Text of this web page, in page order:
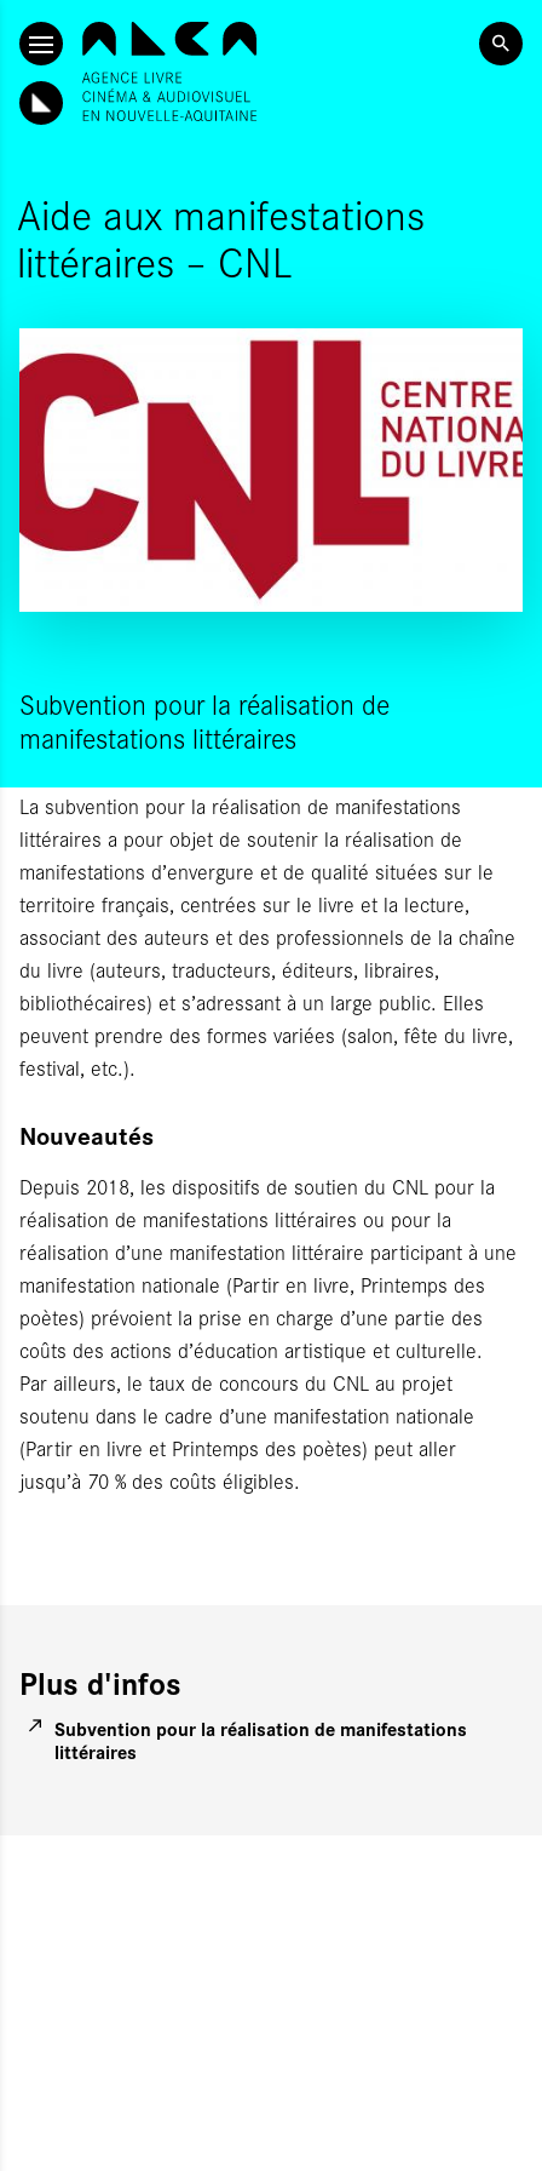
ALLER AU CONTENU PRINCIPAL
Aide aux manifestations
littéraires – CNL
Subvention pour la réalisation de
manifestations littéraires
La subvention pour la réalisation de manifestations
littéraires a pour objet de soutenir la réalisation de
manifestations d’envergure et de qualité situées sur le
territoire français, centrées sur le livre et la lecture,
associant des auteurs et des professionnels de la chaîne
du livre (auteurs, traducteurs, éditeurs, libraires,
bibliothécaires) et s’adressant à un large public. Elles
peuvent prendre des formes variées (salon, fête du livre,
festival, etc.).
Nouveautés
Depuis 2018, les dispositifs de soutien du CNL pour la
réalisation de manifestations littéraires ou pour la
réalisation d’une manifestation littéraire participant à une
manifestation nationale (Partir en livre, Printemps des
poètes) prévoient la prise en charge d’une partie des
coûts des actions d’éducation artistique et culturelle.
Par ailleurs, le taux de concours du CNL au projet
soutenu dans le cadre d’une manifestation nationale
(Partir en livre et Printemps des poètes) peut aller
jusqu’à 70 % des coûts éligibles.
Plus d'infos
Subvention pour la réalisation de manifestations
littéraires